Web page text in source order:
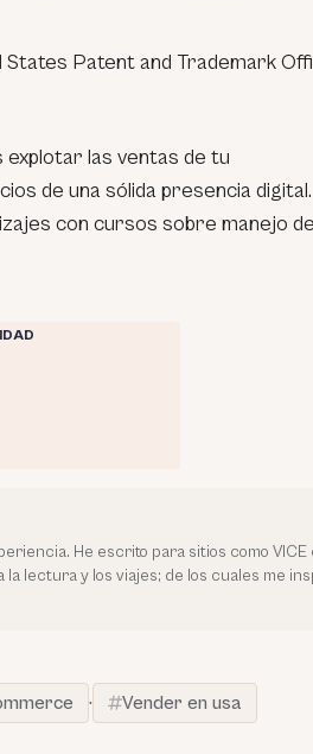
Patent and Trademark
explotar las ventas de tu
de una sólida presencia digital.
con cursos sobre manejo de
He escrito para sitios como VICE
lectura y los viajes; de los cuales me
· Vender en usa